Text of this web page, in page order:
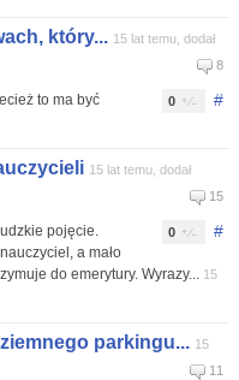
który... 15 lat temu, dodał
8
#
0
to ma być
15 lat temu, dodał
15
#
0
pojęcie.
a mało
do emerytury. Wyrazy... 15
parkingu... 15
11